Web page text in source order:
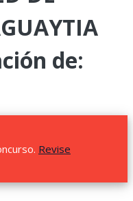
de:
Revise